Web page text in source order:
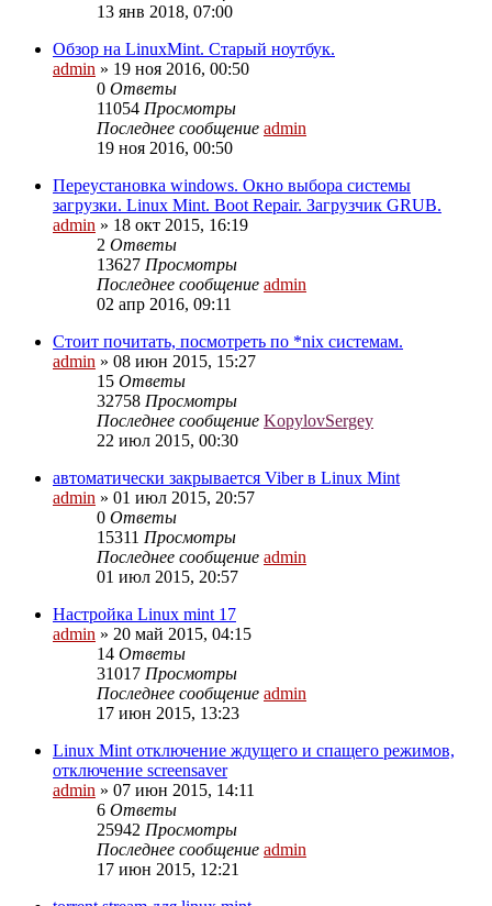
13 янв 2018, 07:00
Обзор на LinuxMint. Старый ноутбук.
admin » 19 ноя 2016, 00:50
0 Ответы
11054 Просмотры
Последнее сообщение admin
19 ноя 2016, 00:50
Переустановка windows. Окно выбора системы
загрузки. Linux Mint. Boot Repair. Загрузчик GRUB.
admin » 18 окт 2015, 16:19
2 Ответы
13627 Просмотры
Последнее сообщение admin
02 апр 2016, 09:11
Стоит почитать, посмотреть по *nix системам.
admin » 08 июн 2015, 15:27
15 Ответы
32758 Просмотры
Последнее сообщение KopylovSergey
22 июл 2015, 00:30
автоматически закрывается Viber в Linux Mint
admin » 01 июл 2015, 20:57
0 Ответы
15311 Просмотры
Последнее сообщение admin
01 июл 2015, 20:57
Настройка Linux mint 17
admin » 20 май 2015, 04:15
14 Ответы
31017 Просмотры
Последнее сообщение admin
17 июн 2015, 13:23
Linux Mint отключение ждущего и спащего режимов,
отключение screensaver
admin » 07 июн 2015, 14:11
6 Ответы
25942 Просмотры
Последнее сообщение admin
17 июн 2015, 12:21